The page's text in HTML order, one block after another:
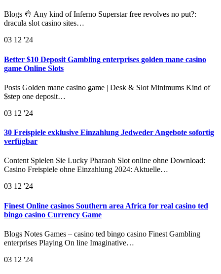
Blogs 🤚 Any kind of Inferno Superstar free revolves no put?:
dracula slot casino sites…
03 12 '24
Better $10 Deposit Gambling enterprises golden mane casino
game Online Slots
Posts Golden mane casino game | Desk & Slot Minimums Kind of
$step one deposit…
03 12 '24
30 Freispiele exklusive Einzahlung Jedweder Angebote sofortig
verfügbar
Content Spielen Sie Lucky Pharaoh Slot online ohne Download:
Casino Freispiele ohne Einzahlung 2024: Aktuelle…
03 12 '24
Finest Online casinos Southern area Africa for real casino ted
bingo casino Currency Game
Blogs Notes Games – casino ted bingo casino Finest Gambling
enterprises Playing On line Imaginative…
03 12 '24